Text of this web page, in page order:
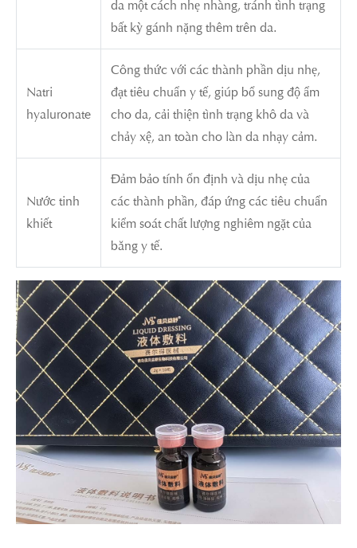
da một cách nhẹ nhàng, tránh tình trạng
bất kỳ gánh nặng thêm trên da.
Natri
hyaluronate
Công thức với các thành phần dịu nhẹ,
đạt tiêu chuẩn y tế, giúp bổ sung độ ẩm
cho da, cải thiện tình trạng khô da và
chảy xệ, an toàn cho làn da nhạy cảm.
Nước tinh
khiết
Đảm bảo tính ổn định và dịu nhẹ của
các thành phần, đáp ứng các tiêu chuẩn
kiểm soát chất lượng nghiêm ngặt của
băng y tế.